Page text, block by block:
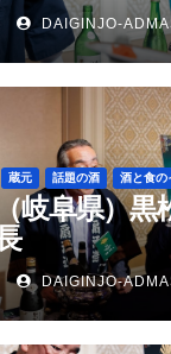
DAIGINJO-
蔵元 話題の酒 酒と食の
岐阜県）黒
DAIGINJO-